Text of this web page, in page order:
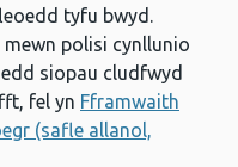
tyfu bwyd.
polisi cynllunio
siopau cludfwyd
fel yn Fframwaith
(safle allanol,